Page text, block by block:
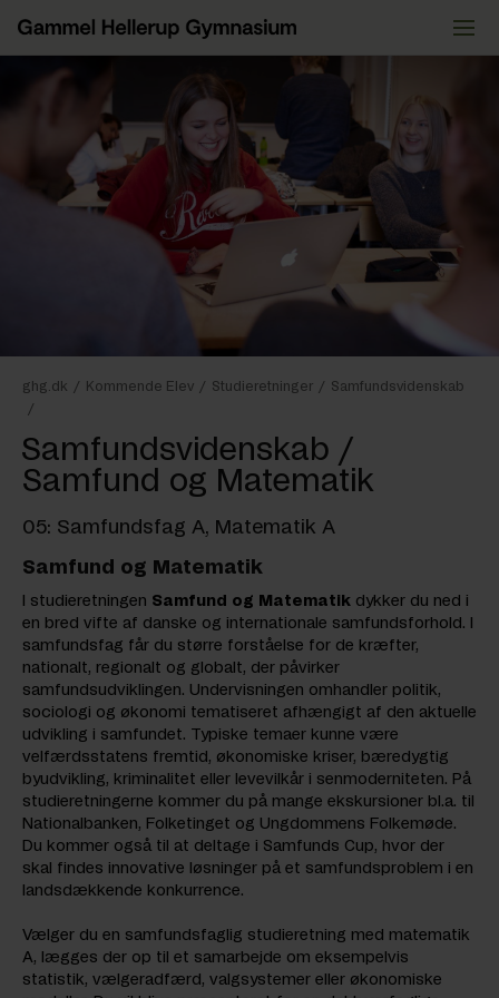
indhold
ghg.dk / Kommende Elev / Studieretninger / Samfundsvidenskab
/
Samfundsvidenskab /
Samfund og Matematik
05: Samfundsfag A, Matematik A
Samfund og M atematik
I studieretningen Samfund og Matematik dykker du ned i
en bred vifte af danske og internationale samfundsforhold. I
samfundsfag får du større forståelse for de kræfter,
nationalt, regionalt og globalt, der påvirker
samfundsudviklingen. Undervisningen omhandler politik,
sociologi og økonomi tematiseret afhængigt af den aktuelle
udvikling i samfundet. Typiske temaer kunne være
velfærdsstatens fremtid, økonomiske kriser, bæredygtig
byudvikling, kriminalitet eller levevilkår i senmoderniteten. På
studieretningerne kommer du på mange ekskursioner bl.a. til
Nationalbanken, Folketinget og Ungdommens Folkemøde.
Du kommer også til at deltage i Samfunds Cup, hvor der
skal findes innovative løsninger på et samfundsproblem i en
landsdækkende konkurrence.
Vælger du en samfundsfaglig studieretning med matematik
A, lægges der op til et samarbejde om eksempelvis
statistik, vælgeradfærd, valgsystemer eller økonomiske